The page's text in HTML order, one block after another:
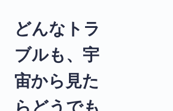
どんなトラ
ブルも、宇
宙から見た
らどうでも